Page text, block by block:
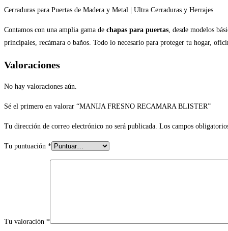
Cerraduras para Puertas de Madera y Metal | Ultra Cerraduras y Herrajes
Contamos con una amplia gama de chapas para puertas, desde modelos
principales, recámara o baños. Todo lo necesario para proteger tu hogar,
Valoraciones
No hay valoraciones aún.
Sé el primero en valorar “MANIJA FRESNO RECAMARA BLISTER”
Tu dirección de correo electrónico no será publicada. Los campos
Tu puntuación *
Tu valoración *